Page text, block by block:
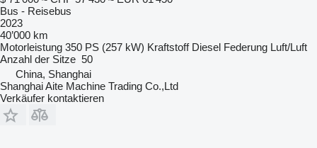
Bus - Reisebus
2023
40’000 km
Motorleistung 350 PS (257 kW) Kraftstoff Diesel Federung Luft/Luft
Anzahl der Sitze 50
China, Shanghai
Shanghai Aite Machine Trading Co.,Ltd
Verkäufer kontaktieren